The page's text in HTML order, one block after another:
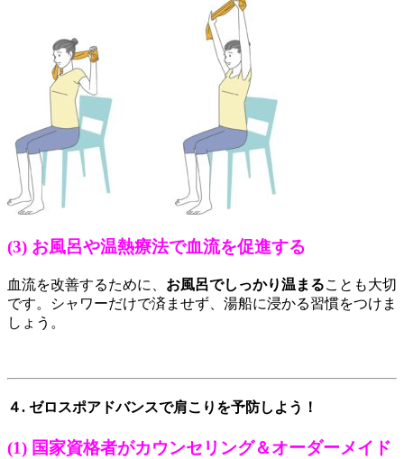
(3) お風呂や温熱療法で血流を促進する
血流を改善するために、 お風呂でしっかり温まることも大切
です。シャワーだけで済ませず、湯船に浸かる習慣をつけま
しょう。
４. ゼロスポアドバンスで肩こりを予防しよう！
(1) 国家資格者がカウンセリング＆オーダーメイド